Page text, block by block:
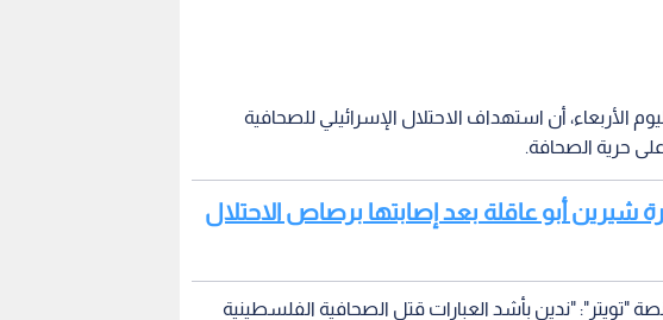
الأربعاء، أن استهداف الاحتلال الإسرائيلي للصحافية
حرية الصحافة.
شيرين أبو عاقلة بعد إصابتها برصاص الاحتلال
"ندين بأشد العبارات قتل الصحافية الفلسطينية